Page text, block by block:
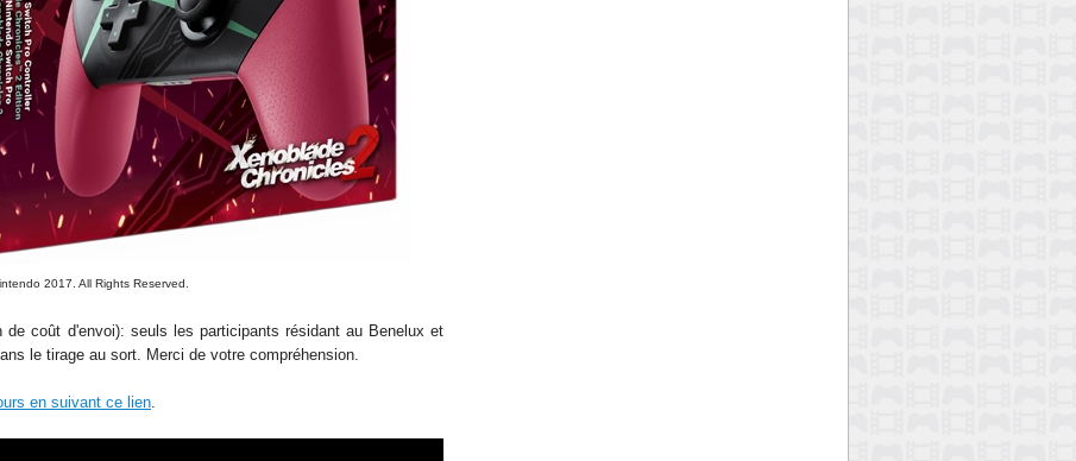
2017 . All Rights Reserved
de coût d'envoi): seuls les participants résidant au Benelux et
le tirage au sort. Merci de votre compréhension.
en suivant ce lien.